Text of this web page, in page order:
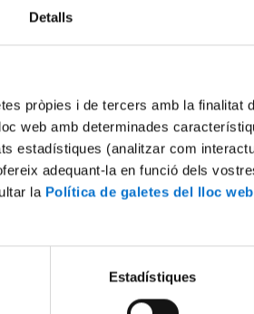
Detalls
pròpies i de tercers amb la finalitat
web amb determinades
estadístiques (analitzar com
adequant-la en funció dels
la Política de galetes del lloc
Estadístiques